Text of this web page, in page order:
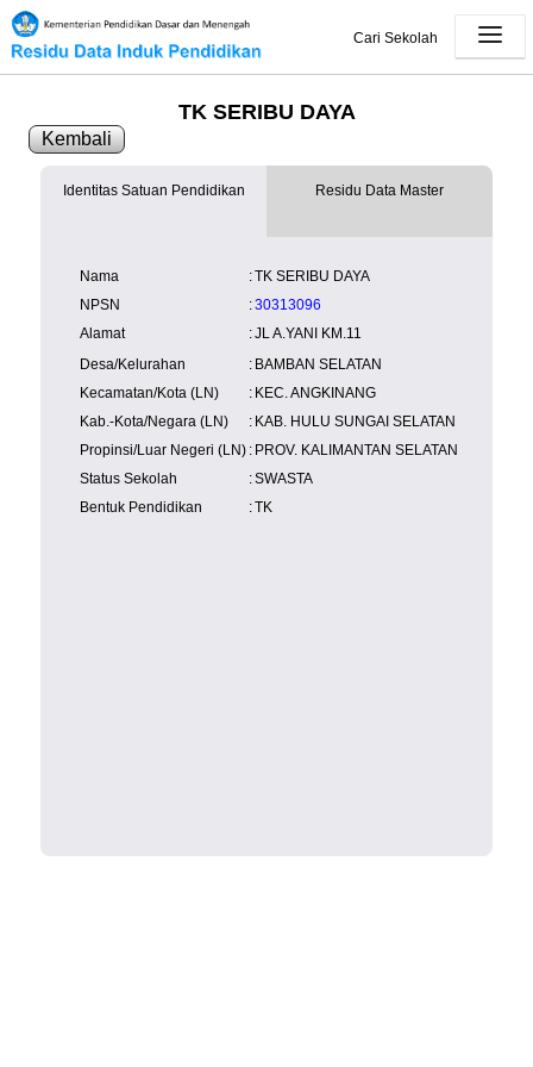
Cari Sekolah
TK SERIBU DAYA
Kembali
Identitas Satuan Pendidikan
Nama :TK SERIBU DAYA
NPSN
:30313096
Alamat
:JL A.YANI KM.11
Desa/Kelurahan
: BAMBAN SELATAN
Kecamatan/Kota (LN)
: KEC. ANGKINANG
Kab.-Kota/Negara (LN)
: KAB. HULU SUNGAI SELATAN
Propinsi/Luar Negeri (LN) : PROV. KALIMANTAN SELATAN
Status Sekolah
:SWASTA
Bentuk Pendidikan
:TK
Residu Data Master